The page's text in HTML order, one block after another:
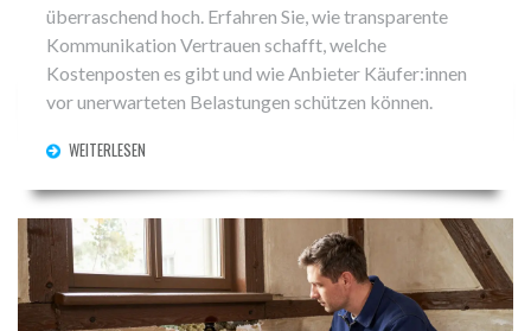
überraschend hoch. Erfahren Sie, wie transparente
Kommunikation Vertrauen schafft, welche
Kostenposten es gibt und wie Anbieter Käufer:innen
vor unerwarteten Belastungen schützen können.
WEITERLESEN